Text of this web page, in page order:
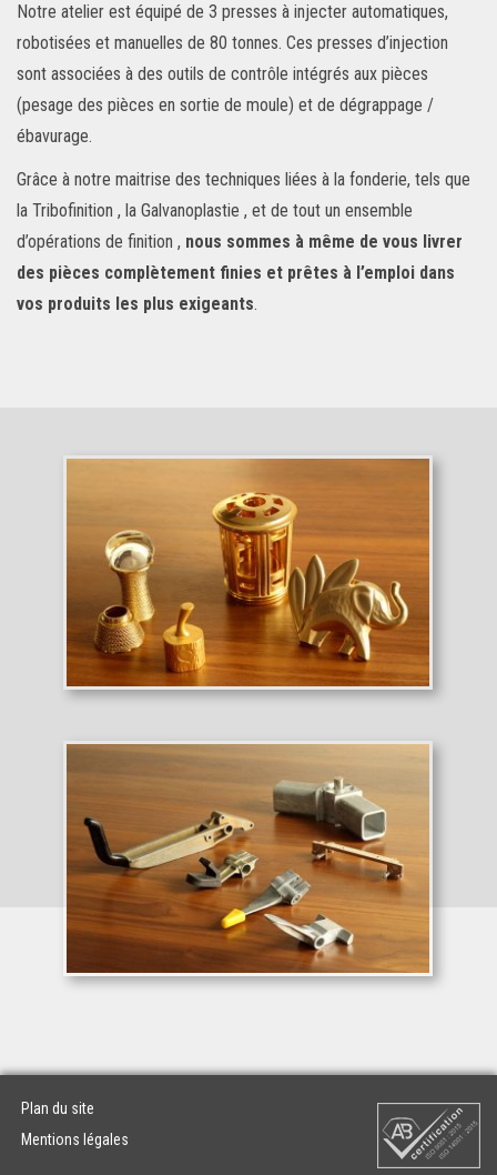
Notre atelier est équipé de 3 presses à injecter automatiques,
robotisées et manuelles de 80 tonnes. Ces presses d’injection
sont associées à des outils de contrôle intégrés aux pièces
(pesage des pièces en sortie de moule) et de dégrappage /
ébavurage.
Grâce à notre maitrise des techniques liées à la fonderie, tels que
la Tribofinition , la Galvanoplastie , et de tout un ensemble
d’opérations de finition , nous sommes à même de vous livrer
des pièces complètement finies et prêtes à l’emploi dans
vos produits les plus exigeants.
Plan du site
Mentions légales